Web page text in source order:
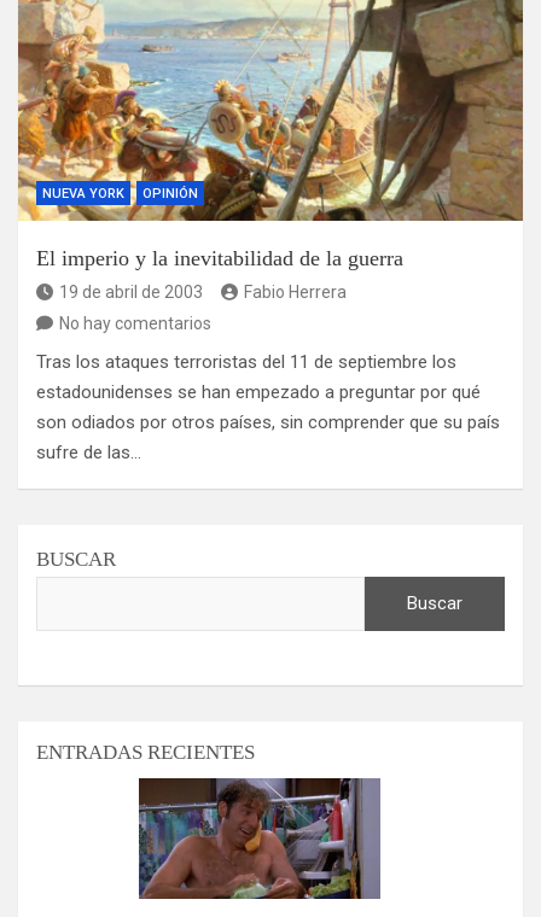
NUEVA YORK OPINIÓN
El imperio y la inevitabilidad de la guerra
19 de abril de 2003
Fabio Herrera
No hay comentarios
Tras los ataques terroristas del 11 de septiembre los
estadounidenses se han empezado a preguntar por qué
son odiados por otros países, sin comprender que su país
sufre de las…
BUSCAR
Buscar
ENTRADAS RECIENTES